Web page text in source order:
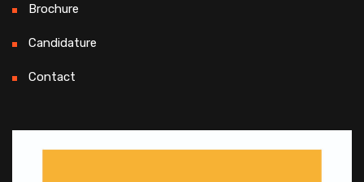
Brochure
Candidature
Contact